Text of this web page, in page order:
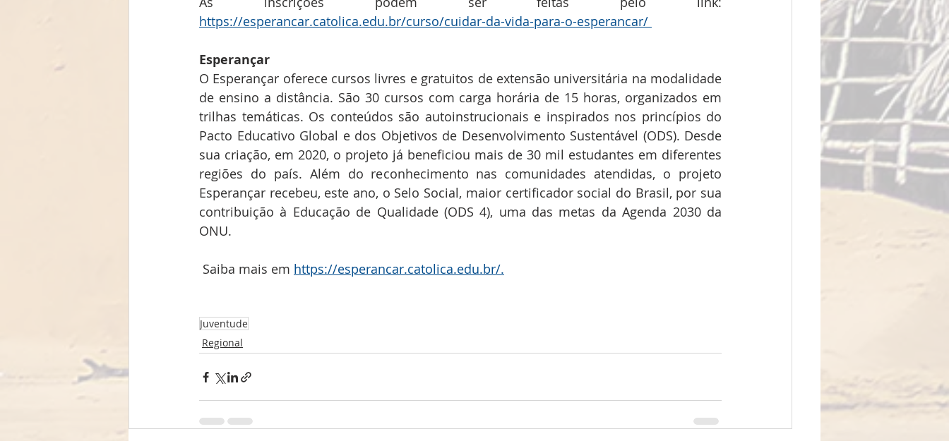
https://esperancar.catolica.edu.br/curso/cuidar-da-vida-para-o-esperancar/
Esperançar
O Esperançar oferece cursos livres e gratuitos de extensão universitária na modalidade
de ensino a distância. São 30 cursos com carga horária de 15 horas, organizados em
trilhas temáticas. Os conteúdos são autoinstrucionais e inspirados nos princípios do
Pacto Educativo Global e dos Objetivos de Desenvolvimento Sustentável (ODS). Desde
sua criação, em 2020, o projeto já beneficiou mais de 30 mil estudantes em diferentes
regiões do país. Além do reconhecimento nas comunidades atendidas, o projeto
Esperançar recebeu, este ano, o Selo Social, maior certificador social do Brasil, por sua
contribuição à Educação de Qualidade (ODS 4), uma das metas da Agenda 2030 da
ONU.
Saiba mais em https://esperancar.catolica.edu.br/.
Juventude
Regional